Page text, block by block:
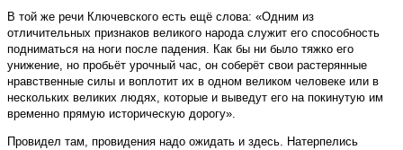
В той же речи Ключевского есть ещё слова: «Одним из
отличительных признаков великого народа служит его способность
подниматься на ноги после падения. Как бы ни было тяжко его
унижение, но пробьёт урочный час, он соберёт свои растерянные
нравственные силы и воплотит их в одном великом человеке или в
нескольких великих людях, которые и выведут его на покинутую им
временно прямую историческую дорогу».
Провидел там, провидения надо ожидать и здесь. Натерпелись